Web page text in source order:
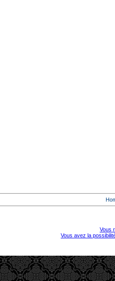
Vous
Vous avez la